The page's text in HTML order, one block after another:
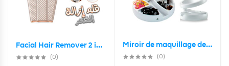
Facial Hair Remover 2 in 1 Eyebrow Trimmer
(0)
Miroir de maquillage de bureau avec lampe
(0)